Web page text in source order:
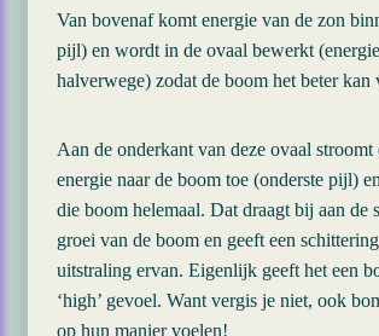
Van bovenaf komt energie van de zon
pijl) en wordt in de ovaal bewerkt
halverwege) zodat de boom het beter kan
Aan de onderkant van deze ovaal stroomt
energie naar de boom toe (onderste pijl)
die boom helemaal. Dat draagt bij aan de
groei van de boom en geeft een
uitstraling ervan. Eigenlijk geeft het een
‘high’ gevoel. Want vergis je niet, ook
op hun manier voelen!